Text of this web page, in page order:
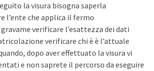
la visura bisogna saperla
l’ente che applica il fermo
verificare l’esattezza dei dati
verificare chi è è l’attuale
dopo aver effettuato la visura vi
e non saprete il percorso da eseguire